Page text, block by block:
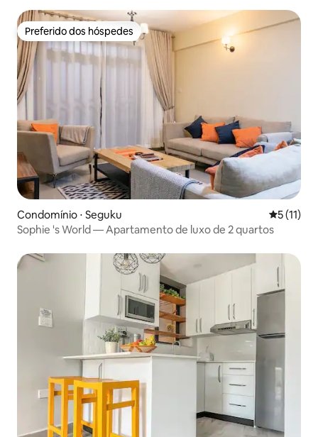
Preferido dos hóspedes
Preferido dos hóspedes
Condomínio ⋅ Seguku 5 de uma
5 (11)
Sophie 's World — Apartamento de luxo de 2 quartos